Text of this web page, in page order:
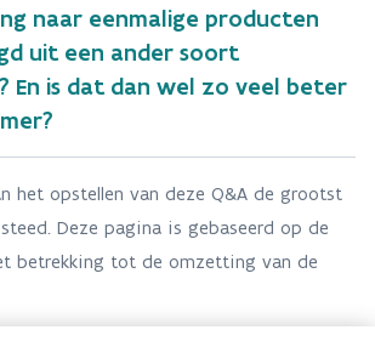
naar eenmalige producten
uit een ander soort
En is dat dan wel zo veel beter
het opstellen van deze Q&A de grootst
Deze pagina is gebaseerd op de
betrekking tot de omzetting van de